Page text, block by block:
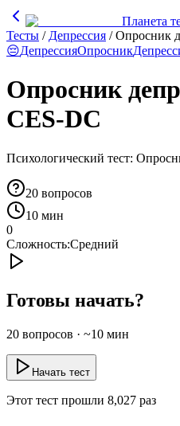
Планета
Тесты / Депрессия /Опросник
😔ДепрессияОпросник
Опросник
CES-DC
Психологический тест:
20 вопросов
10 мин
0
Сложность:Средний
Готовы начать?
20 вопросов · ~10 мин
Начать тест
Этот тест прошли 8,027 раз